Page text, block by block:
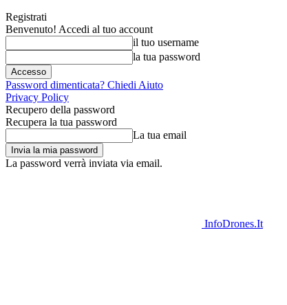
Registrati
Benvenuto! Accedi al tuo account
il tuo username
la tua password
Password dimenticata? Chiedi Aiuto
Privacy Policy
Recupero della password
Recupera la tua password
La tua email
La password verrà inviata via email.
InfoDrones.It